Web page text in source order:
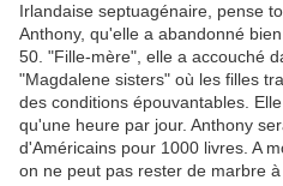
Irlandaise septuagénaire, pense
Anthony, qu'elle a abandonné
50. "Fille-mère", elle a accouché
"Magdalene sisters" où les filles
des conditions épouvantables.
qu'une heure par jour. Anthony
d'Américains pour 1000 livres. A
on ne peut pas rester de marbre